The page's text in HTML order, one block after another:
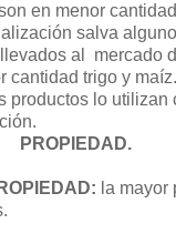
en menor
salva
al mercado
cantidad trigo y maíz.
productos lo utilizan
PROPIEDAD.
la mayor